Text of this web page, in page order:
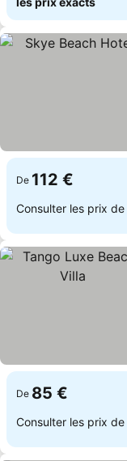
De 112 €
Consulter les prix de
De 85 €
Consulter les prix de